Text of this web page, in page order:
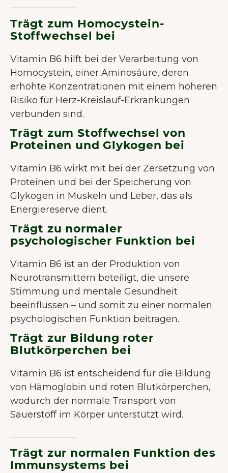
Trägt zum Homocystein-
Stoffwechsel bei
Vitamin B6 hilft bei der Verarbeitung von
Homocystein, einer Aminosäure, deren
erhöhte Konzentrationen mit einem höheren
Risiko für Herz-Kreislauf-Erkrankungen
verbunden sind.
Trägt zum Stoffwechsel von
Proteinen und Glykogen bei
Vitamin B6 wirkt mit bei der Zersetzung von
Proteinen und bei der Speicherung von
Glykogen in Muskeln und Leber, das als
Energiereserve dient.
Trägt zu normaler
psychologischer Funktion bei
Vitamin B6 ist an der Produktion von
Neurotransmittern beteiligt, die unsere
Stimmung und mentale Gesundheit
beeinflussen – und somit zu einer normalen
psychologischen Funktion beitragen.
Trägt zur Bildung roter
Blutkörperchen bei
Vitamin B6 ist entscheidend für die Bildung
von Hämoglobin und roten Blutkörperchen,
wodurch der normale Transport von
Sauerstoff im Körper unterstützt wird.
Trägt zur normalen Funktion des
Immunsystems bei